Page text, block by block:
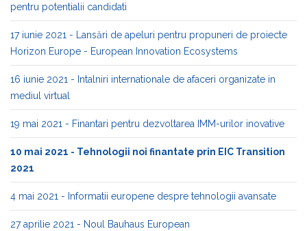
pentru potentialii candidati
17 iunie 2021 - Lansări de apeluri pentru propuneri de proiecte
Horizon Europe - European Innovation Ecosystems
16 iunie 2021 - Intalniri internationale de afaceri organizate in
mediul virtual
19 mai 2021 - Finantari pentru dezvoltarea IMM-urilor inovative
10 mai 2021 - Tehnologii noi finantate prin EIC Transition
2021
4 mai 2021 - Informatii europene despre tehnologii avansate
27 aprilie 2021 - Noul Bauhaus European